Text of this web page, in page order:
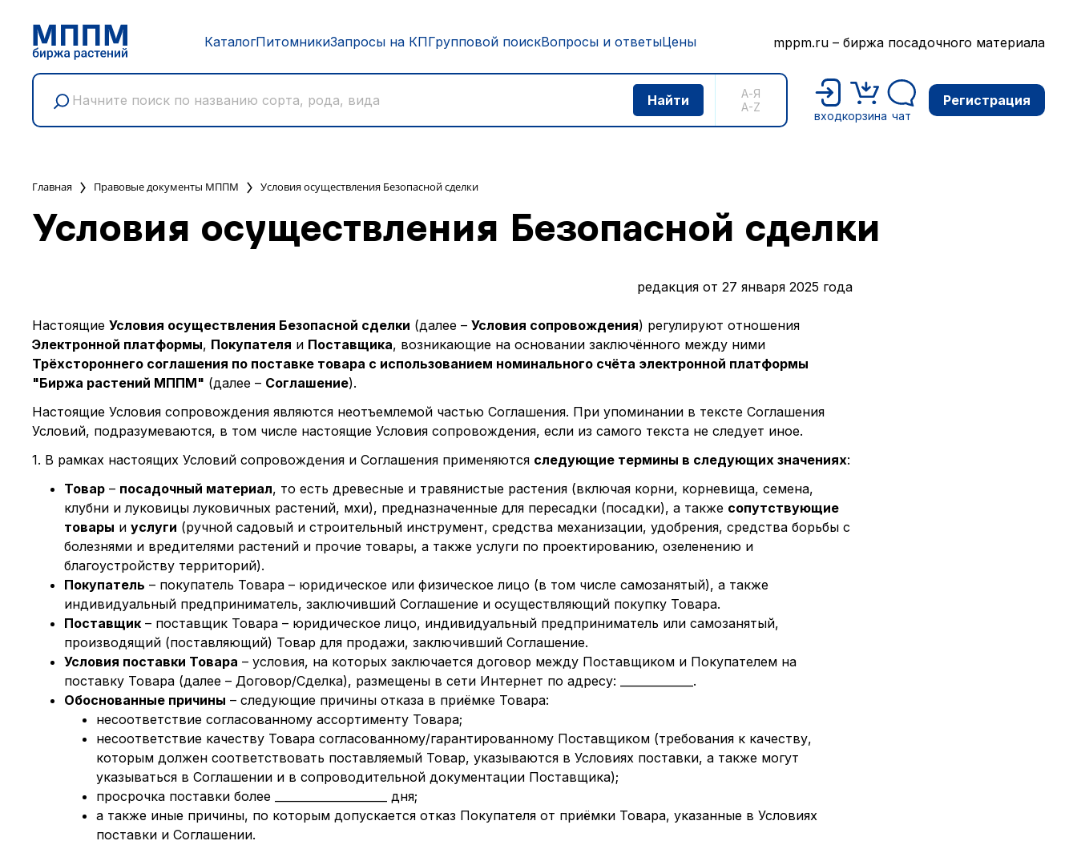
КаталогПитомникиЗапросы на КПГрупповой поискВопросы и ответыЦены mppm.ru – биржа посадочного материала
А-Я
A-Z
входкорзина чат
Регистрация
Главная Правовые документы МППМ Условия осуществления Безопасной сделки
Условия осуществления Безопасной сделки
редакция от 27 января 2025 года
Настоящие Условия осуществления Безопасной сделки (далее – Условия сопровождения) регулируют отношения
Электронной платформы, Покупателя и Поставщика, возникающие на основании заключённого между ними
Трёхстороннего соглашения по поставке товара с использованием номинального счёта электронной платформы
"Биржа растений МППМ" (далее – Соглашение).
Настоящие Условия сопровождения являются неотъемлемой частью Соглашения. При упоминании в тексте Соглашения
Условий, подразумеваются, в том числе настоящие Условия сопровождения, если из самого текста не следует иное.
1. В рамках настоящих Условий сопровождения и Соглашения применяются следующие термины в следующих значениях:
Товар – посадочный материал, то есть древесные и травянистые растения (включая корни, корневища, семена,
клубни и луковицы луковичных растений, мхи), предназначенные для пересадки (посадки), а также сопутствующие
товары и услуги (ручной садовый и строительный инструмент, средства механизации, удобрения, средства борьбы с
болезнями и вредителями растений и прочие товары, а также услуги по проектированию, озеленению и
благоустройству территорий).
Покупатель – покупатель Товара – юридическое или физическое лицо (в том числе самозанятый), а также
индивидуальный предприниматель, заключивший Соглашение и осуществляющий покупку Товара.
Поставщик – поставщик Товара – юридическое лицо, индивидуальный предприниматель или самозанятый,
производящий (поставляющий) Товар для продажи, заключивший Соглашение.
Условия поставки Товара – условия, на которых заключается договор между Поставщиком и Покупателем на
поставку Товара (далее – Договор/Сделка), размещены в сети Интернет по адресу: _____________.
Обоснованные причины – следующие причины отказа в приёмке Товара:
несоответствие согласованному ассортименту Товара;
несоответствие качеству Товара согласованному/гарантированному Поставщиком (требования к качеству,
которым должен соответствовать поставляемый Товар, указываются в Условиях поставки, а также могут
указываться в Соглашении и в сопроводительной документации Поставщика);
просрочка поставки более ____________________ дня;
а также иные причины, по которым допускается отказ Покупателя от приёмки Товара, указанные в Условиях
поставки и Соглашении.